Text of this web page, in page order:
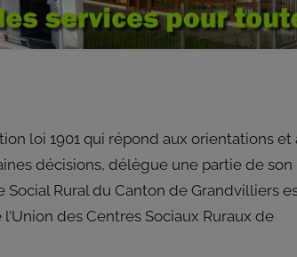
loi 1901 qui répond aux orientations et
décisions, délègue une partie de son
Social Rural du Canton de Grandvilliers
des Centres Sociaux Ruraux de